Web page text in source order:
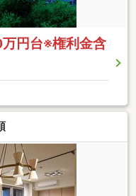
円台※権利金含